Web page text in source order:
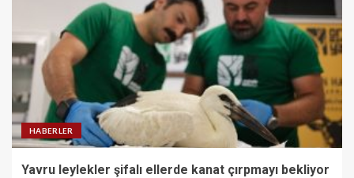
HABERLER
Yavru leylekler şifalı ellerde kanat çırpmayı bekliyor